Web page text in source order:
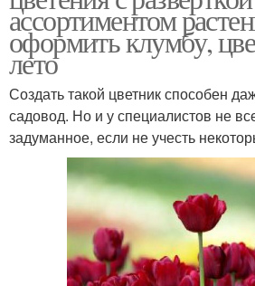
ассортиментом
оформить клумбу,
лето
Создать такой цветник способен
садовод. Но и у специалистов не
задуманное, если не учесть